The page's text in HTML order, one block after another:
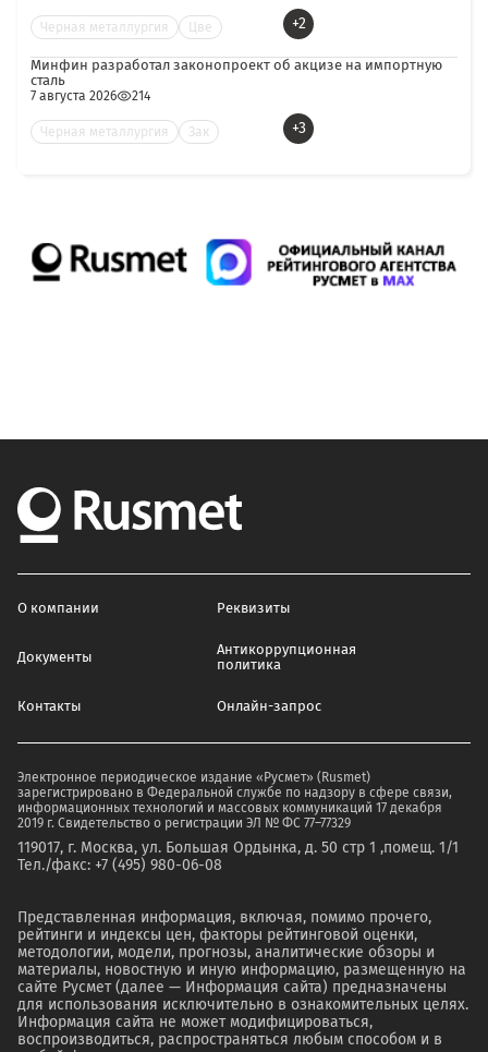
Черная металлургия Цве +2
Минфин разработал законопроект об акцизе на импортную
сталь
7 августа 2026 214
Черная металлургия Зак +3
О компании Реквизиты
Документы
Антикоррупционная
политика
Контакты Онлайн-запрос
Электронное периодическое издание «Русмет» (Rusmet)
зарегистрировано в Федеральной службе по надзору в сфере связи,
информационных технологий и массовых коммуникаций 17 декабря
2019 г. Свидетельство о регистрации ЭЛ № ФС 77–77329
119017, г. Москва, ул. Большая Ордынка, д. 50 стр 1 ,помещ. 1/1
Тел./факс: +7 (495) 980-06-08
Представленная информация, включая, помимо прочего,
рейтинги и индексы цен, факторы рейтинговой оценки,
методологии, модели, прогнозы, аналитические обзоры и
материалы, новостную и иную информацию, размещенную на
сайте Русмет (далее — Информация сайта) предназначены
для использования исключительно в ознакомительных целях.
Информация сайта не может модифицироваться,
воспроизводиться, распространяться любым способом и в